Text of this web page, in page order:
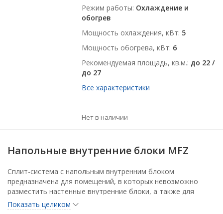
Режим работы Охлаждение и
обогрев
Мощность охлаждения, кВт 5
Мощность обогрева, кВт 6
Рекомендуемая площадь, кв.м. до 22 /
до 27
Все характеристики
Нет в наличии
Напольные внутренние блоки MFZ
Сплит-система с напольным внутренним блоком
предназначена для помещений, в которых невозможно
разместить настенные внутренние блоки, а также для
интерьеров, где предпочтительна напольная установка.
Внутренние блоки имеют изящный дизайн, а также низкий
Показать целиком